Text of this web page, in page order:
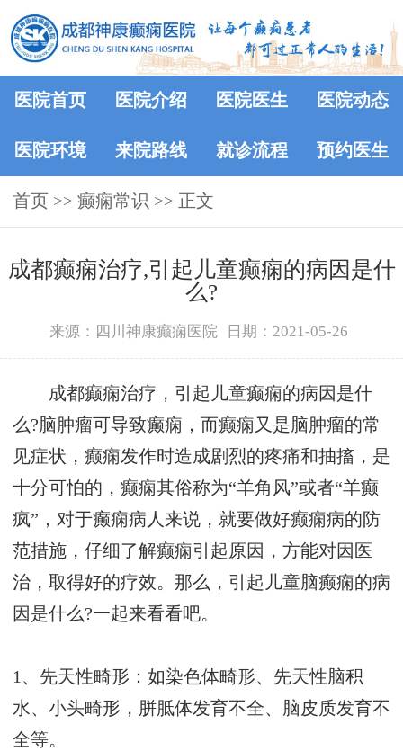
医院首页 医院介绍 医院医生 医院动态
医院环境 来院路线 就诊流程 预约医生
首页 >> 癫痫常识 >> 正文
成都癫痫治疗,引起儿童癫痫的病因是什
么?
来源：四川神康癫痫医院 日期：2021-05-26
成都癫痫治疗，引起儿童癫痫的病因是什
么?脑肿瘤可导致癫痫，而癫痫又是脑肿瘤的常
见症状，癫痫发作时造成剧烈的疼痛和抽搐，是
十分可怕的，癫痫其俗称为“羊角风”或者“羊癫
疯”，对于癫痫病人来说，就要做好癫痫病的防
范措施，仔细了解癫痫引起原因，方能对因医
治，取得好的疗效。那么，引起儿童脑癫痫的病
因是什么?一起来看看吧。
1、先天性畸形：如染色体畸形、先天性脑积
水、小头畸形，胼胝体发育不全、脑皮质发育不
全等。